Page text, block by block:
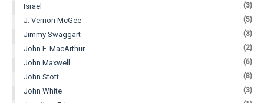
Israel (3)
J. Vernon McGee (5)
Jimmy Swaggart (3)
John F. MacArthur (2)
John Maxwell (6)
John Stott (8)
John White (3)